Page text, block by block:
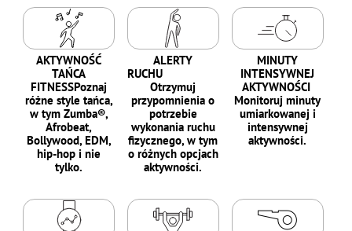
AKTYWNOŚĆ
TAŃCA
FITNESSPoznaj
różne style tańca,
w tym Zumba®,
Afrobeat,
Bollywood, EDM,
hip-hop i nie
tylko.
ALERTY
RUCHU
Otrzymuj
przypomnienia o
potrzebie
wykonania ruchu
fizycznego, w tym
o różnych opcjach
aktywności.
MINUTY
INTENSYWNEJ
AKTYWNOŚCI
Monitoruj minuty
umiarkowanej i
intensywnej
aktywności.